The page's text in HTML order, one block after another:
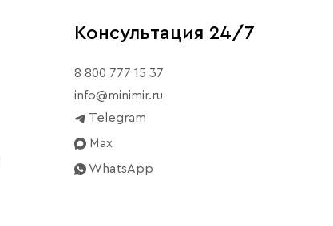
Консультация 24/7
8 800 777 15 37
info@minimir.ru
Telegram
Max
WhatsApp